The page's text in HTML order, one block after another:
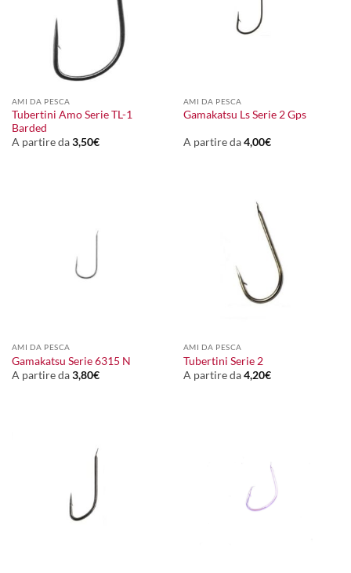
AMI DA PESCA
Tubertini Amo Serie TL-1
Barded
A partire da3,50€
AMI DA PESCA
Gamakatsu Ls Serie 2 Gps
A partire da4,00€
AMI DA PESCA
Gamakatsu Serie 6315 N
A partire da3,80€
AMI DA PESCA
Tubertini Serie 2
A partire da4,20€